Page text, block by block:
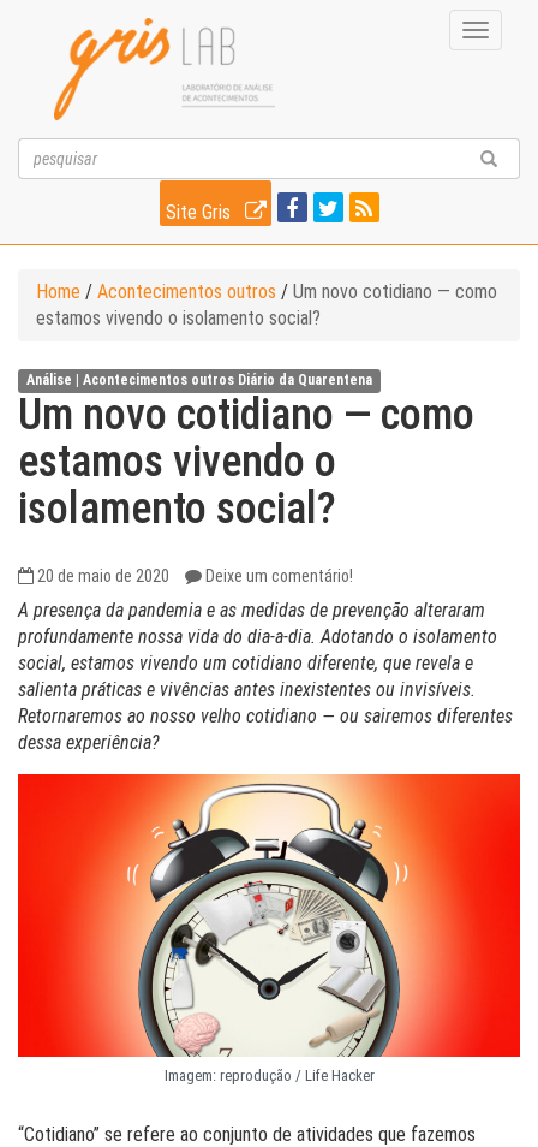
Toggle
Site Gris
Home / Acontecimentos outros / Um novo cotidiano — como
estamos vivendo o isolamento social?
Análise | Acontecimentos outros Diário da Quarentena
Um novo cotidiano — como
estamos vivendo o
isolamento social?
20 de maio de 2020 Deixe um comentário!
A presença da pandemia e as medidas de prevenção alteraram
profundamente nossa vida do dia-a-dia. Adotando o isolamento
social, estamos vivendo um cotidiano diferente, que revela e
salienta práticas e vivências antes inexistentes ou invisíveis.
Retornaremos ao nosso velho cotidiano — ou sairemos diferentes
dessa experiência?
Imagem: reprodução / Life Hacker
“Cotidiano” se refere ao conjunto de atividades que fazemos